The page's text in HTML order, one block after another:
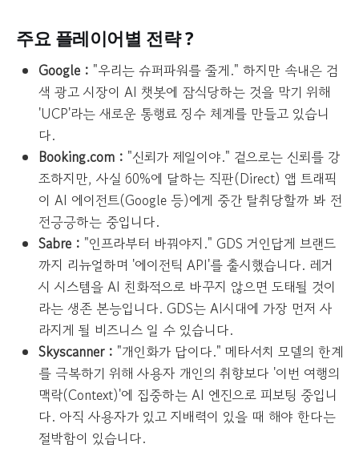
주요 플레이어별 전략 ?
Google : "우리는 슈퍼파워를 줄게." 하지만 속내은 검
색 광고 시장이 AI 챗봇에 잠식당하는 것을 막기 위해
'UCP'라는 새로운 통행료 징수 체계를 만들고 있습니
다.
Booking.com : "신뢰가 제일이야." 겉으로는 신뢰를 강
조하지만, 사실 60%에 달하는 직판(Direct) 앱 트래픽
이 AI 에이전트(Google 등)에게 중간 탈취당할까 봐 전
전긍긍하는 중입니다.
Sabre : "인프라부터 바꿔야지." GDS 거인답게 브랜드
까지 리뉴얼하며 '에이전틱 API'를 출시했습니다. 레거
시 시스템을 AI 친화적으로 바꾸지 않으면 도태될 것이
라는 생존 본능입니다. GDS는 AI시대에 가장 먼저 사
라지게 될 비즈니스 일 수 있습니다.
Skyscanner : "개인화가 답이다." 메타서치 모델의 한계
를 극복하기 위해 사용자 개인의 취향보다 '이번 여행의
맥락(Context)'에 집중하는 AI 엔진으로 피보팅 중입니
다. 아직 사용자가 있고 지배력이 있을 때 해야 한다는
절박함이 있습니다.